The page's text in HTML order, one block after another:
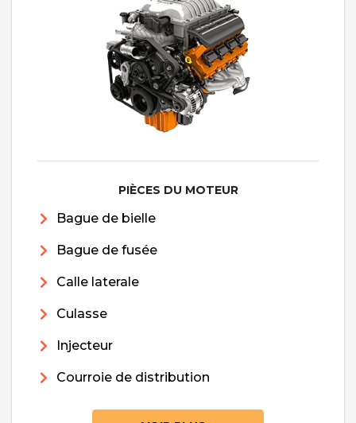
PIÈCES DU MOTEUR
Bague de bielle
Bague de fusée
Calle laterale
Culasse
Injecteur
Courroie de distribution